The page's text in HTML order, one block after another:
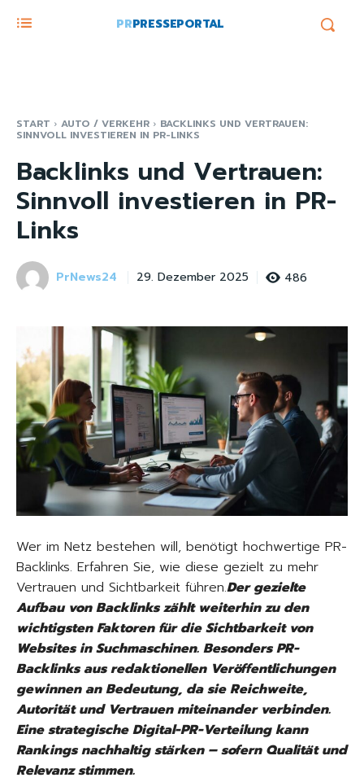
PRPRESSEPORTAL
START AUTO / VERKEHR BACKLINKS UND VERTRAUEN:
SINNVOLL INVESTIEREN IN PR-LINKS
Backlinks und Vertrauen:
Sinnvoll investieren in PR-
Links
PrNews24 29. Dezember 2025 486
Wer im Netz bestehen will, benötigt hochwertige PR-
Backlinks. Erfahren Sie, wie diese gezielt zu mehr
Vertrauen und Sichtbarkeit führen.Der gezielte
Aufbau vonBacklinkszählt weiterhin zu den
wichtigsten Faktoren für die Sichtbarkeit von
Websites in Suchmaschinen. Besonders PR-
Backlinks aus redaktionellen Veröffentlichungen
gewinnen an Bedeutung, da sie Reichweite,
Autorität und Vertrauen miteinander verbinden.
Eine strategische Digital-PR-Verteilung kann
Rankings nachhaltig stärken – sofern Qualität und
Relevanz stimmen.